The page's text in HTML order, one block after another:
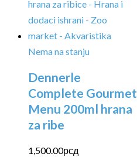
Nema na stanju
Dennerle
Complete Gourmet
Menu 200ml hrana
za ribe
1,500.00рсд